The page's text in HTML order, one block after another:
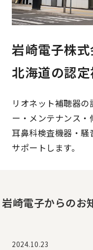
岩崎電子株式
北海道の認定
リオネット補聴器
ー・メンテナンス
耳鼻科検査機器・
サポートします。
岩崎電子からのお
2024.10.23